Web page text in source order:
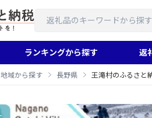
ランキングから探す 返
地域から探す 長野県 王滝村のふるさと